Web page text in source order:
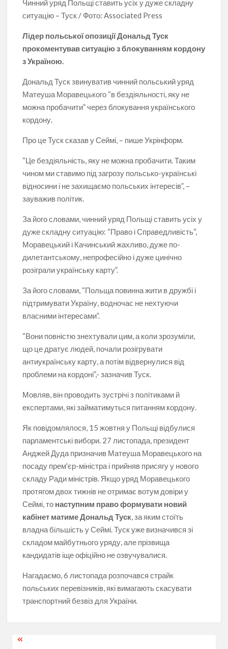
Чинний уряд Польщі ставить усіх у дуже складну
ситуацію – Туск / Фото: Associated Press
Лідер польської опозиції Дональд Туск
прокоментував ситуацію з блокуванням кордону
з Україною.
Дональд Туск звинуватив чинний польський уряд
Матеуша Моравецького “в бездіяльності, яку не
можна пробачити” через блокування українського
кордону.
Про це Туск сказав у Сеймі, – пише Укрінформ.
“Це бездіяльність, яку не можна пробачити. Таким
чином ми ставимо під загрозу польсько-українські
відносини і не захищаємо польських інтересів”, –
зауважив політик.
За його словами, чинний уряд Польщі ставить усіх у
дуже складну ситуацію: “Право і Справедливість“,
Моравецький і Качинський жахливо, дуже по-
дилетантському, непрофесійно і дуже цинічно
розіграли українську карту”.
За його словами, “Польща повинна жити в дружбі і
підтримувати Україну, водночас не нехтуючи
власними інтересами”.
“Вони повністю знехтували цим, а коли зрозуміли,
що це дратує людей, почали розігрувати
антиукраїнську карту, а потім відвернулися від
проблеми на кордоні”,- зазначив Туск.
Мовляв, він проводить зустрічі з політиками й
експертами, які займатимуться питанням кордону.
Як повідомлялося, 15 жовтня у Польщі відбулися
парламентські вибори. 27 листопада, президент
Анджей Дуда призначив Матеуша Моравецького на
посаду прем'єр-міністра і прийняв присягу у нового
складу Ради міністрів. Якщо уряд Моравецького
протягом двох тижнів не отримає вотум довіри у
Сеймі, то наступним право формувати новий
кабінет матиме Дональд Туск, за яким стоїть
владна більшість у Сеймі. Туск уже визначився зі
складом майбутнього уряду, але прізвища
кандидатів іще офіційно не озвучувалися.
Нагадаємо, 6 листопада розпочався страйк
польських перевізників, які вимагають скасувати
транспортний безвіз для України.
Навігація